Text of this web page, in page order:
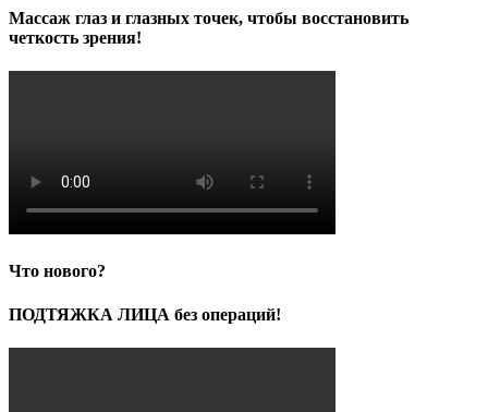
Массаж глаз и глазных точек, чтобы восстановить
четкость зрения!
Что нового?
ПОДТЯЖКА ЛИЦА без операций!